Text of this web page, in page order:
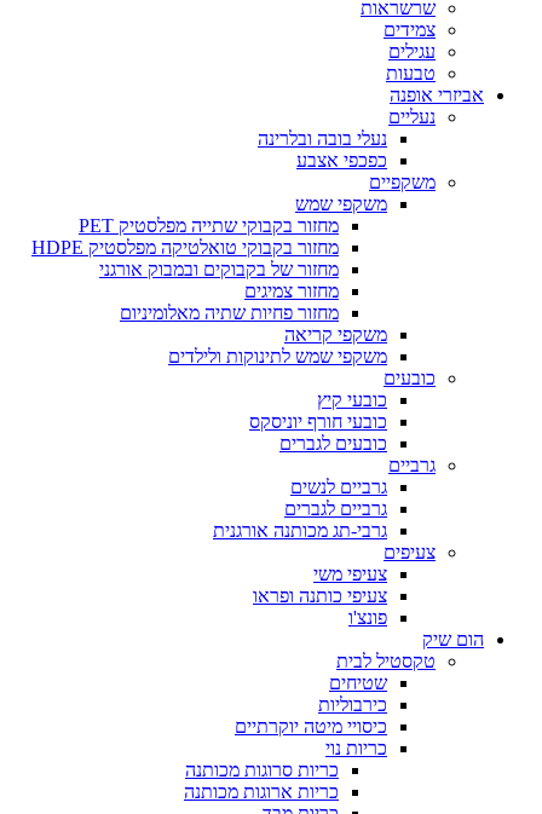
שרשראות
צמידים
עגילים
טבעות
אביזרי אופנה
נעליים
נעלי בובה ובלרינה
כפכפי אצבע
משקפיים
משקפי שמש
מחזור בקבוקי שתייה מפלסטיק PET
מחזור בקבוקי טואלטיקה מפלסטיק HDPE
מחזור של בקבוקים ובמבוק אורגני
מחזור צמיגים
מחזור פחיות שתיה מאלומיניום
משקפי קריאה
משקפי שמש לתינוקות ולילדים
כובעים
כובעי קיץ
כובעי חורף יוניסקס
כובעים לגברים
גרביים
גרביים לנשים
גרביים לגברים
גרבי-תג מכותנה אורגנית
צעיפים
צעיפי משי
צעיפי כותנה ופראו
פונצ'ו
הום שיק
טקסטיל לבית
שטיחים
כירבוליות
כיסויי מיטה יוקרתיים
כריות נוי
כריות סרוגות מכותנה
כריות ארוגות מכותנה